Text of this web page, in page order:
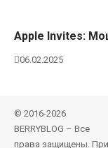
Apple Invites:
06.02.2025
© 2016-2026
BERRYBLOG – Все
права защищены. При